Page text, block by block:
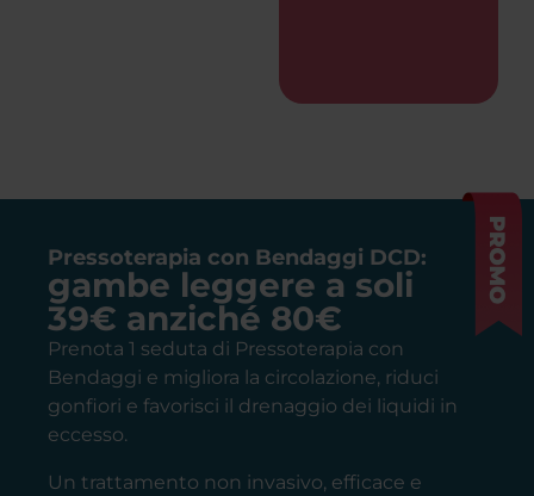
Pressoterapia con Bendaggi DCD:
gambe leggere a soli
39€ anziché 80€
Prenota 1 seduta di Pressoterapia con
Bendaggi e migliora la circolazione, riduci
gonfiori e favorisci il drenaggio dei liquidi in
eccesso.
Un trattamento non invasivo, efficace e